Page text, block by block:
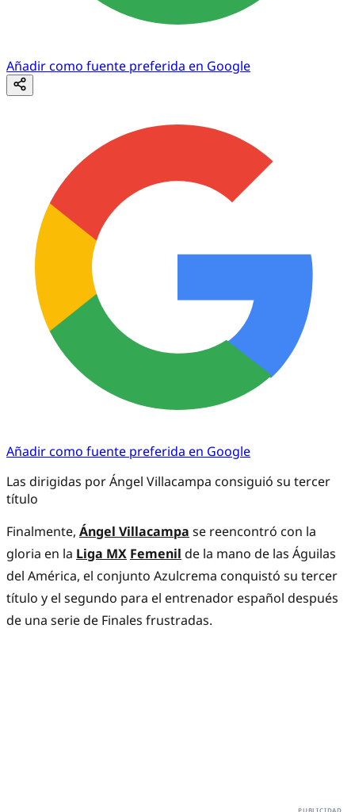
Añadir como fuente preferida en Google
Añadir como fuente preferida en Google
Las dirigidas por Ángel Villacampa consiguió su tercer
título
Finalmente, Ángel Villacampa se reencontró con la
gloria en la Liga MX Femenil de la mano de las Águilas
del América, el conjunto Azulcrema conquistó su tercer
título y el segundo para el entrenador español después
de una serie de Finales frustradas.